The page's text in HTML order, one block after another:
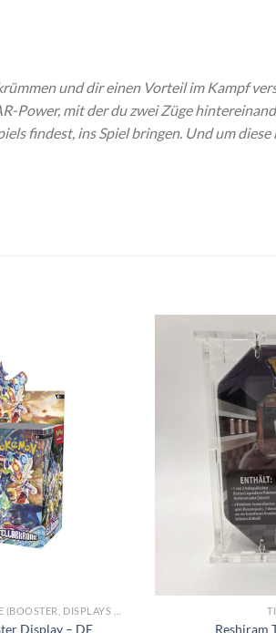
und dir einen Vorteil im Kampf
Power, mit der du zwei Züge
findest, ins Spiel bringen. Und um
Display – DE Reshiram